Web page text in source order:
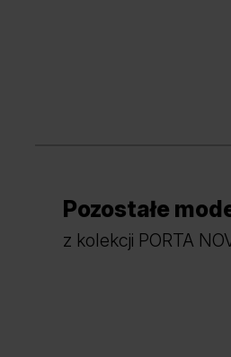
Dąb Craft Złoty
Pozostałe
z kolekcji PORTA